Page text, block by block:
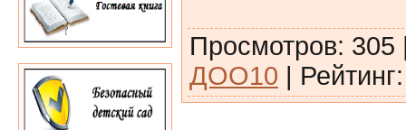
Просмотров: 305
ДОО10 | Рейтинг: